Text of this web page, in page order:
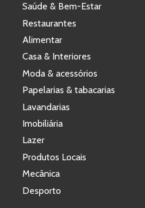
Saúde & Bem-Estar
Restaurantes
Alimentar
Casa & Interiores
Moda & acessórios
Papelarias & tabacarias
Lavandarias
Imobiliária
Lazer
Produtos Locais
Mecânica
Desporto